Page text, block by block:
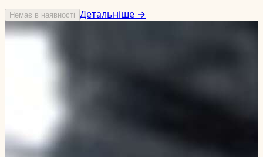
Немає в наявності Детальніше →